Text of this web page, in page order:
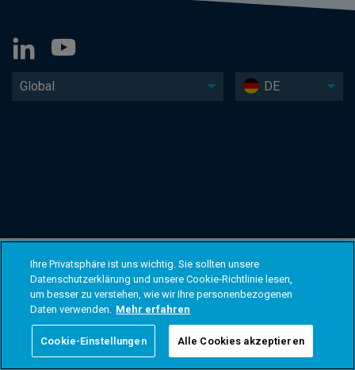
Global DE
Ihre Privatsphäre ist uns wichtig. Sie sollten unsere
Datenschutzerklärung und unsere Cookie-Richtlinie lesen,
um besser zu verstehen, wie wir Ihre personenbezogenen
Daten verwenden. Mehr erfahren
Cookie-Einstellungen Alle Cookies akzeptieren